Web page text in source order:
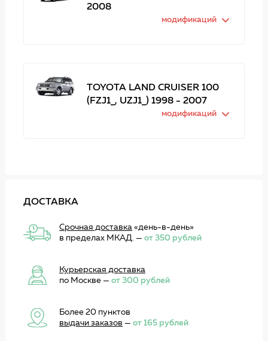
2008
модификаций
TOYOTA LAND CRUISER 100
(FZJ1_, UZJ1_) 1998 - 2007
модификаций
ДОСТАВКА
Срочная доставка«день-в-день»
в пределах МКАД. — от 350 рублей
Курьерская доставка
по Москве — от 300 рублей
Более 20 пунктов
выдачи заказов — от 165 рублей